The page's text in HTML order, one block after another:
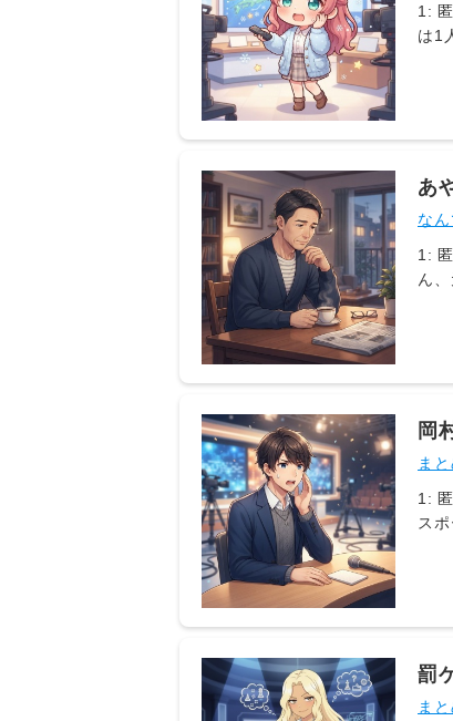
婚
け
1:
は1
エ
た
ち
と
け
も
あ
も
な
1:
ん
打
め
っ
婚
け
岡
を
ま
1:
ス
刊
ス
方か
罰
ま